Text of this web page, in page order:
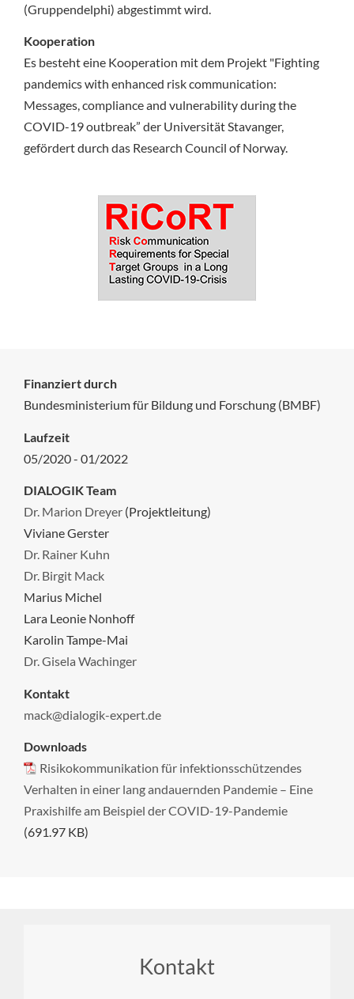
(Gruppendelphi) abgestimmt wird.
Kooperation
Es besteht eine Kooperation mit dem Projekt "Fighting
pandemics with enhanced risk communication:
Messages, compliance and vulnerability during the
COVID-19 outbreak” der Universität Stavanger,
gefördert durch das Research Council of Norway.
Finanziert durch
Bundesministerium für Bildung und Forschung (BMBF)
Laufzeit
05/2020 - 01/2022
DIALOGIK Team
Dr. Marion Dreyer (Projektleitung)
Viviane Gerster
Dr. Rainer Kuhn
Dr. Birgit Mack
Marius Michel
Lara Leonie Nonhoff
Karolin Tampe-Mai
Dr. Gisela Wachinger
Kontakt
mack@dialogik-expert.de
Downloads
Risikokommunikation für infektionsschützendes
Verhalten in einer lang andauernden Pandemie – Eine
Praxishilfe am Beispiel der COVID-19-Pandemie
(691.97 KB)
Kontakt